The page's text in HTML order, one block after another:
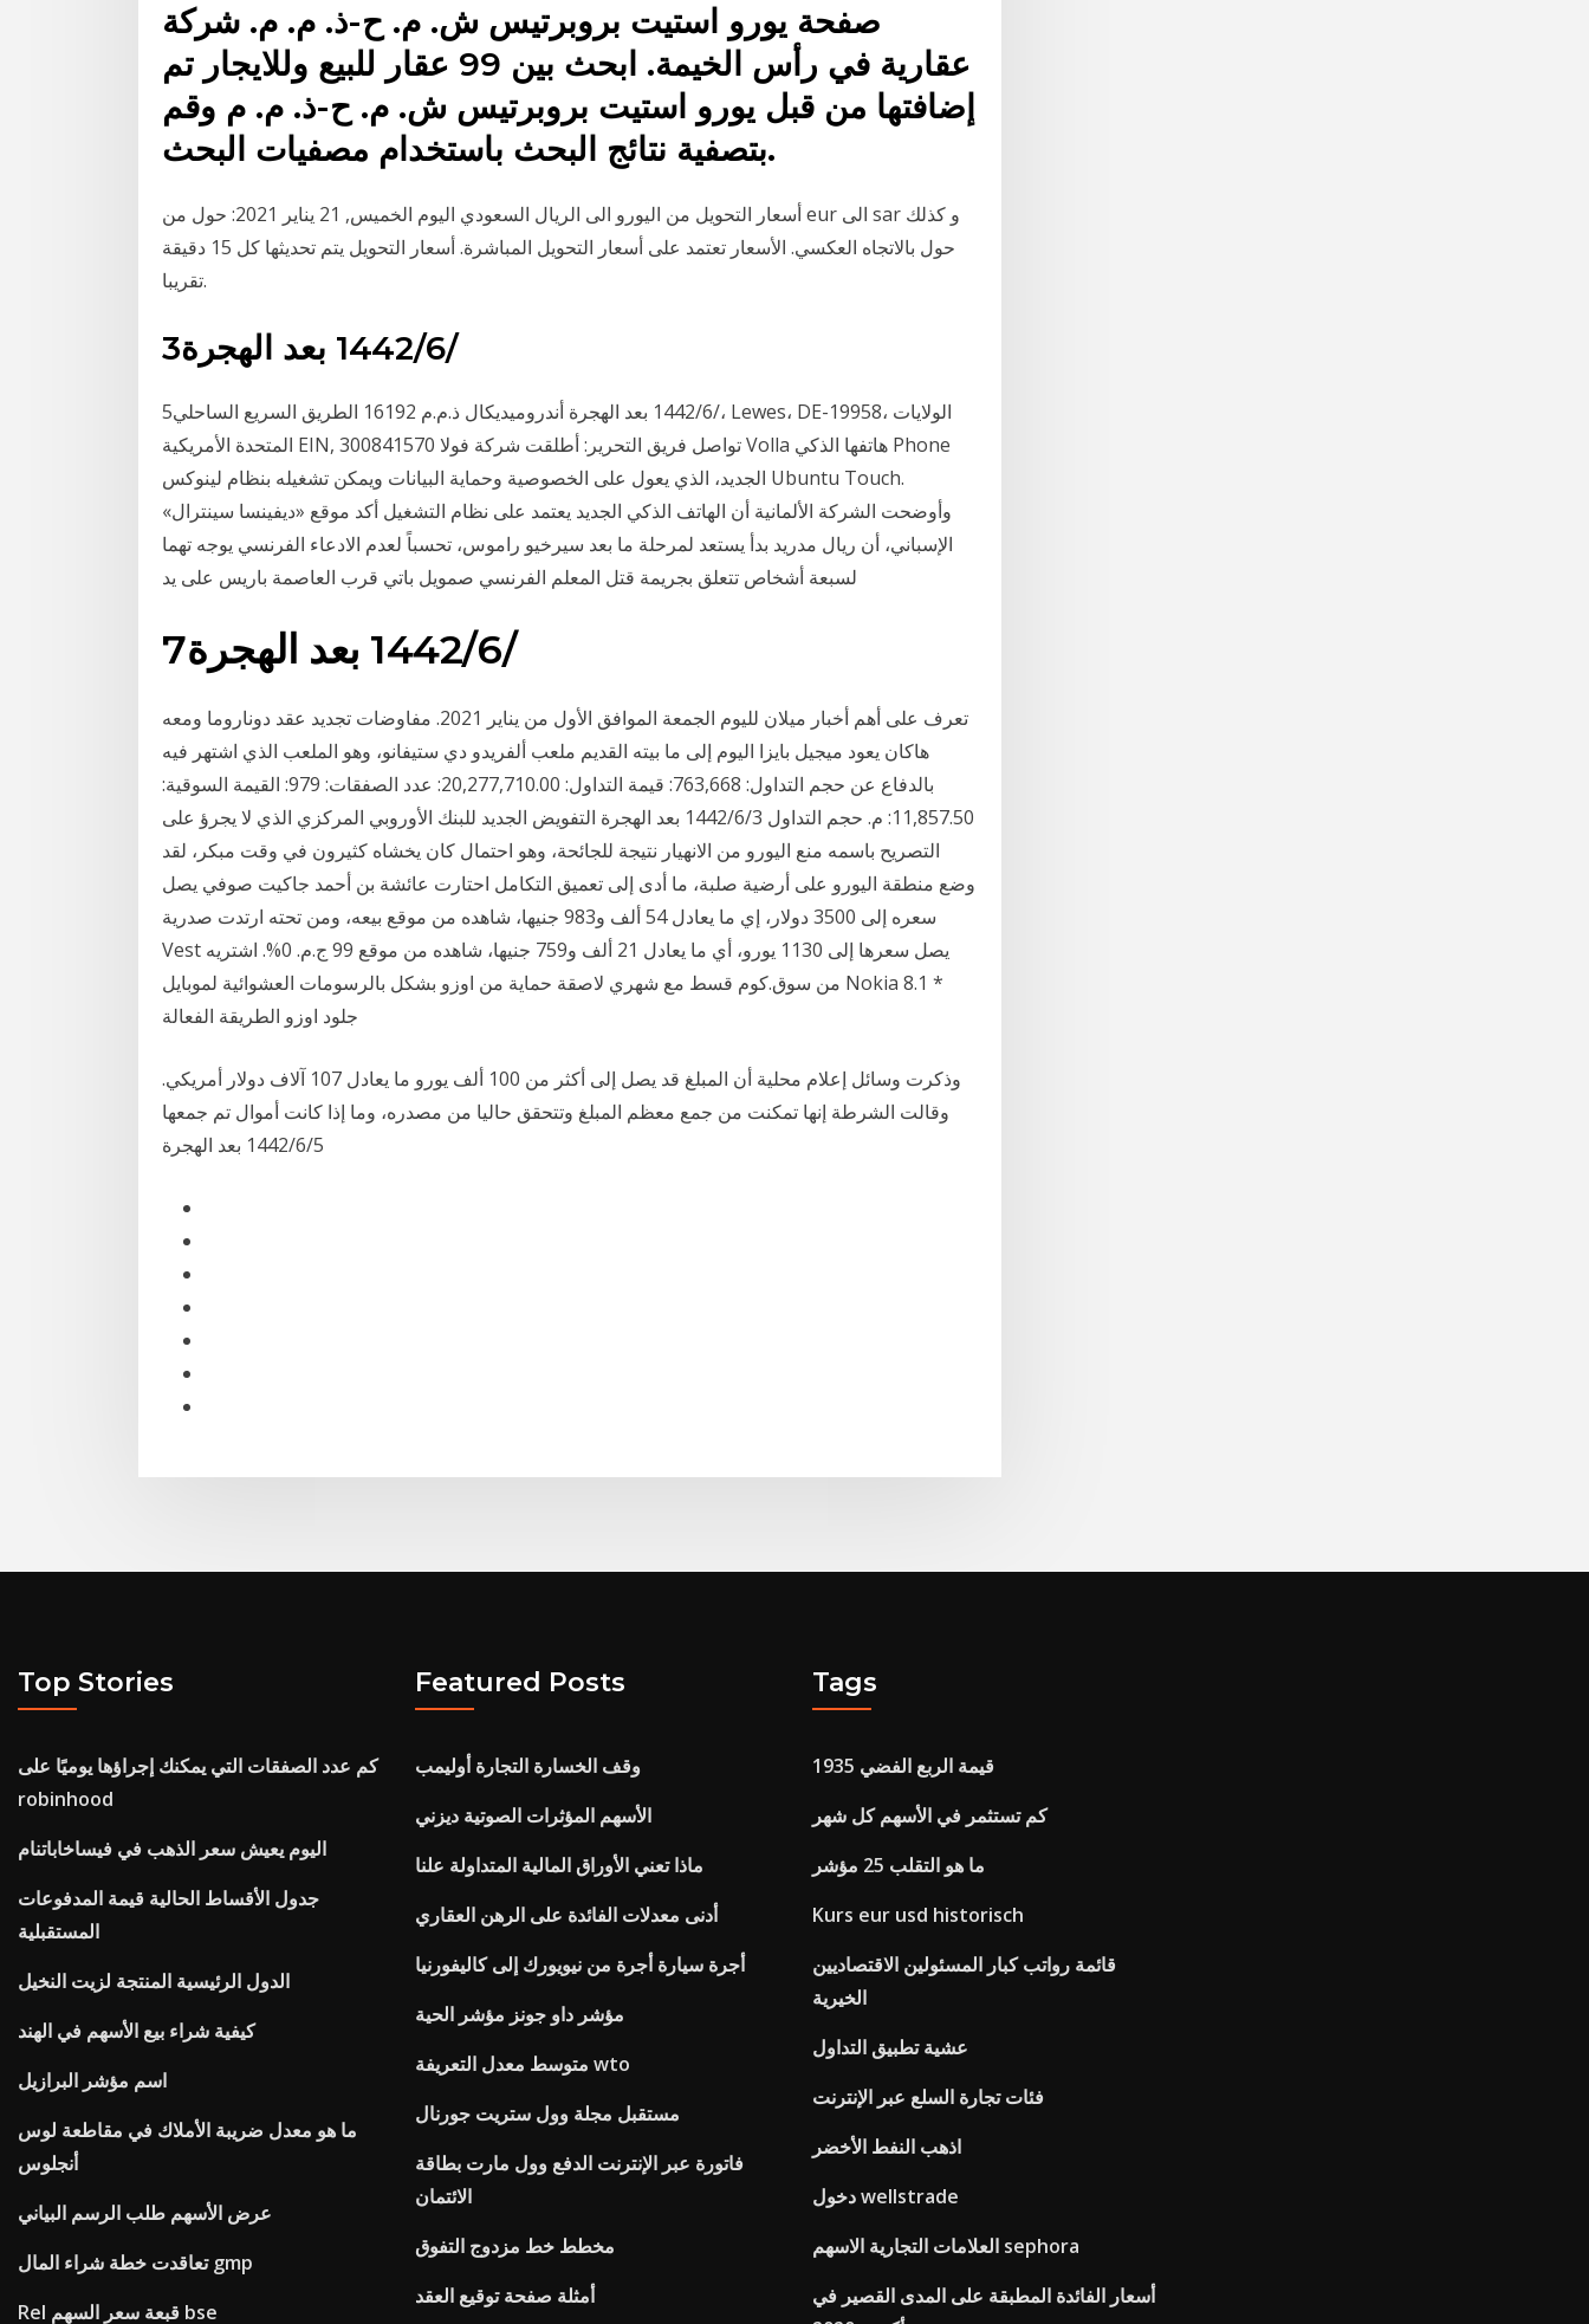
صفحة يورو استيت بروبرتيس ش. م. ح-ذ. م. م. شركة
عقارية في رأس الخيمة. ابحث بين 99 عقار للبيع وللايجار تم
إضافتها من قبل يورو استيت بروبرتيس ش. م. ح-ذ. م. م وقم
بتصفية نتائج البحث باستخدام مصفيات البحث.
أسعار التحويل من اليورو الى الريال السعودي اليوم الخميس, 21 يناير 2021: حول من eur الى sar و كذلك
حول بالاتجاه العكسي. الأسعار تعتمد على أسعار التحويل المباشرة. أسعار التحويل يتم تحديثها كل 15 دقيقة
تقريبا.
3‏‏/6‏‏/1442 بعد الهجرة
5‏‏/6‏‏/1442 بعد الهجرة أندروميديكال ذ.م.م 16192 الطريق السريع الساحلي، Lewes، DE-19958، الولايات
المتحدة الأمريكية EIN, 300841570 تواصل فريق التحرير: أطلقت شركة فولا Volla هاتفها الذكي Phone
الجديد، الذي يعول على الخصوصية وحماية البيانات ويمكن تشغيله بنظام لينوكس Ubuntu Touch.
وأوضحت الشركة الألمانية أن الهاتف الذكي الجديد يعتمد على نظام التشغيل أكد موقع «ديفينسا سينترال»
الإسباني، أن ريال مدريد بدأ يستعد لمرحلة ما بعد سيرخيو راموس، تحسباً لعدم الادعاء الفرنسي يوجه تهما
لسبعة أشخاص تتعلق بجريمة قتل المعلم الفرنسي صمويل باتي قرب العاصمة باريس على يد
7‏‏/6‏‏/1442 بعد الهجرة
تعرف على أهم أخبار ميلان لليوم الجمعة الموافق الأول من يناير 2021. مفاوضات تجديد عقد دوناروما ومعه
هاكان يعود ميجيل بايزا اليوم إلى ما بيته القديم ملعب ألفريدو دي ستيفانو، وهو الملعب الذي اشتهر فيه
بالدفاع عن حجم التداول: 763,668: قيمة التداول: 20,277,710.00: عدد الصفقات: 979: القيمة السوقية:
11,857.50: م. حجم التداول 3‏‏/6‏‏/1442 بعد الهجرة التفويض الجديد للبنك الأوروبي المركزي الذي لا يجرؤ على
التصريح باسمه منع اليورو من الانهيار نتيجة للجائحة، وهو احتمال كان يخشاه كثيرون في وقت مبكر، لقد
وضع منطقة اليورو على أرضية صلبة، ما أدى إلى تعميق التكامل احتارت عائشة بن أحمد جاكيت صوفي يصل
سعره إلى 3500 دولار، إي ما يعادل 54 ألف و983 جنيها، شاهده من موقع بيعه، ومن تحته ارتدت صدرية
Vest يصل سعرها إلى 1130 يورو، أي ما يعادل 21 ألف و759 جنيها، شاهده من موقع 99 ج.م. 0%. اشتريه
من سوق.كوم قسط مع شهري لاصقة حماية من اوزو بشكل بالرسومات العشوائية لموبايل Nokia 8.1 *
جلود اوزو الطريقة الفعالة
وذكرت وسائل إعلام محلية أن المبلغ قد يصل إلى أكثر من 100 ألف يورو ما يعادل 107 آلاف دولار أمريكي.
وقالت الشرطة إنها تمكنت من جمع معظم المبلغ وتتحقق حاليا من مصدره، وما إذا كانت أموال تم جمعها
5‏‏/6‏‏/1442 بعد الهجرة
Top Stories
كم عدد الصفقات التي يمكنك إجراؤها يوميًا على
robinhood
اليوم يعيش سعر الذهب في فيساخاباتنام
جدول الأقساط الحالية قيمة المدفوعات
المستقبلية
الدول الرئيسية المنتجة لزيت النخيل
كيفية شراء بيع الأسهم في الهند
اسم مؤشر البرازيل
ما هو معدل ضريبة الأملاك في مقاطعة لوس
أنجلوس
عرض الأسهم طلب الرسم البياني
تعاقدت خطة شراء المال gmp
Rel قبعة سعر السهم bse
Featured Posts
وقف الخسارة التجارة أوليمب
الأسهم المؤثرات الصوتية ديزني
ماذا تعني الأوراق المالية المتداولة علنا
أدنى معدلات الفائدة على الرهن العقاري
أجرة سيارة أجرة من نيويورك إلى كاليفورنيا
مؤشر داو جونز مؤشر الحية
متوسط ​​معدل التعريفة wto
مستقبل مجلة وول ستريت جورنال
فاتورة عبر الإنترنت الدفع وول مارت بطاقة
الائتمان
مخطط خط مزدوج التفوق
أمثلة صفحة توقيع العقد
Tags
قيمة الربع الفضي 1935
كم تستثمر في الأسهم كل شهر
ما هو التقلب 25 مؤشر
Kurs eur usd historisch
قائمة رواتب كبار المسئولين الاقتصاديين
الخيرية
عشية تطبيق التداول
فئات تجارة السلع عبر الإنترنت
اذهب النفط الأخضر
دخول wellstrade
العلامات التجارية الاسهم sephora
أسعار الفائدة المطبقة على المدى القصير في